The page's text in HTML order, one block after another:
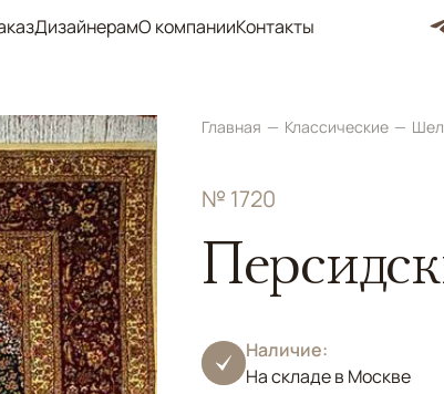
ДизайнерамО компанииКонтакты
Главная Классические
№ 1720
Наличие:
На складе в Москве